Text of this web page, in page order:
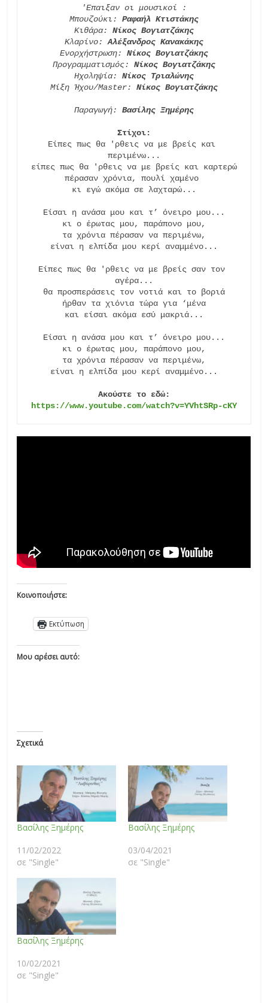
'Επαιξαν οι μουσικοί :
Μπουζούκι: Ραφαήλ Κτιστάκης
Κιθάρα: Νίκος Βογιατζάκης
Κλαρίνο: Αλέξανδρος Κανακάκης
Ενορχήστρωση: Νίκος Βογιατζάκης
Προγραμματισμός: Νίκος Βογιατζάκης
Ηχοληψία: Νίκος Τριαλώνης
Μίξη Ήχου/Master: Νίκος Βογιατζάκης
Παραγωγή: Βασίλης Ξημέρης
Στίχοι:
Είπες πως θα 'ρθεις να με βρείς και
περιμένω...
είπες πως θα 'ρθεις να με βρείς και καρτερώ
πέρασαν χρόνια, πουλί χαμένο
κι εγώ ακόμα σε λαχταρώ...
Είσαι η ανάσα μου και τ’ όνειρο μου...
κι ο έρωτας μου, παράπονο μου,
τα χρόνια πέρασαν να περιμένω,
είναι η ελπίδα μου κερί αναμμένο...
Είπες πως θα 'ρθεις να με βρείς σαν τον
αγέρα...
θα προσπεράσεις τον νοτιά και το βοριά
ήρθαν τα χιόνια τώρα για ‘μένα
και είσαι ακόμα εσύ μακριά...
Είσαι η ανάσα μου και τ’ όνειρο μου...
κι ο έρωτας μου, παράπονο μου,
τα χρόνια πέρασαν να περιμένω,
είναι η ελπίδα μου κερί αναμμένο...
Ακούστε το εδώ:
https://www.youtube.com/watch?v=YVhtSRp-cKY
Κοινοποιήστε:
Εκτύπωση
Μου αρέσει αυτό:
Σχετικά
Βασίλης Ξημέρης
11/02/2022
σε "Single"
Βασίλης Ξημέρης
03/04/2021
σε "Single"
Βασίλης Ξημέρης
10/02/2021
σε "Single"